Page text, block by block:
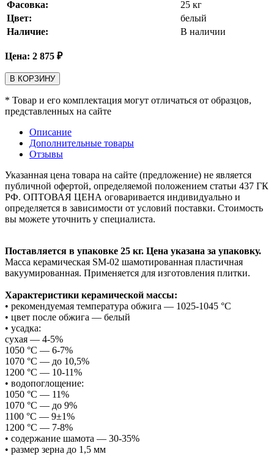
Фасовка:
25 кг
Цвет:
белый
Наличие:
В наличии
Цена: 2 875 ₽
В КОРЗИНУ
* Товар и его комплектация могут отличаться от образцов,
представленных на сайте
Описание
Дополнительные товары
Отзывы
Указанная цена товара на сайте (предложение) не является
публичной офертой, определяемой положением статьи 437 ГК
РФ. ОПТОВАЯ ЦЕНА оговаривается индивидуально и
определяется в зависимости от условий поставки. Стоимость
вы можете уточнить у специалиста.
Поставляется в упаковке 25 кг. Цена указана за упаковку.
Масса керамическая SM-02 шамотированная пластичная
вакуумированная. Применяется для изготовления плитки.
Характеристики керамической массы:
• рекомендуемая температура обжига — 1025-1045 °С
• цвет после обжига — белый
• усадка:
сухая — 4-5%
1050 °C — 6-7%
1070 °C — до 10,5%
1200 °C — 10-11%
• водопоглощение:
1050 °C — 11%
1070 °C — до 9%
1100 °C — 9±1%
1200 °C — 7-8%
• содержание шамота — 30-35%
• размер зерна до 1,5 мм